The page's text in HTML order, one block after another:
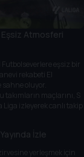
Eşsiz Atmosferi
Futbolseverlere eşsiz bir
rekabeti El
sahne oluyor.
maçlarını,
Liga izleyerek canlı takip
İzle
yerleşmek için